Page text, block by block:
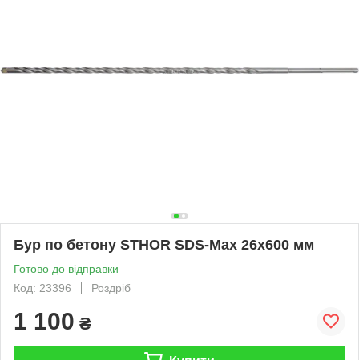
Бур по бетону STHOR SDS-Max 26x600 мм
Готово до відправки
Код: 23396
Роздріб
1 100 ₴